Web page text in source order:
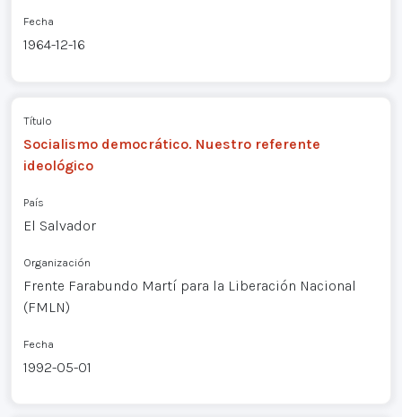
Fecha
1964-12-16
Título
Socialismo democrático. Nuestro referente
ideológico
País
El Salvador
Organización
Frente Farabundo Martí para la Liberación Nacional
(FMLN)
Fecha
1992-05-01